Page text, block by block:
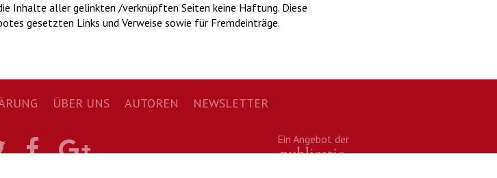
Inhalte aller gelinkten /verknüpften Seiten keine Haftung. Diese
gesetzten Links und Verweise sowie für Fremdeinträge.
NAVIGATION
ÜBER UNS AUTOREN NEWSLETTER
Ein Angebot der
TwitterFacebook
Google+